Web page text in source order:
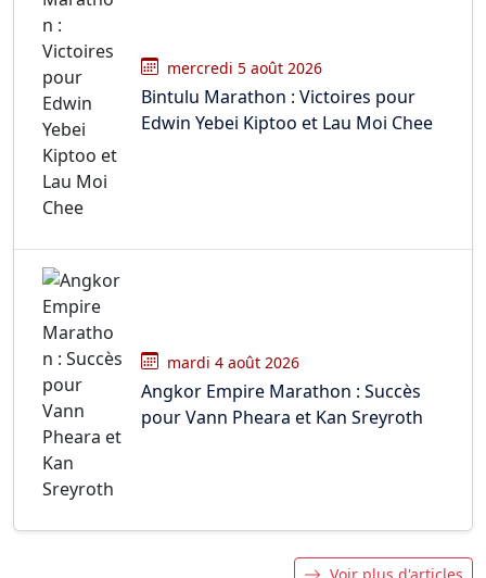
mercredi 5 août 2026
Bintulu Marathon : Victoires pour
Edwin Yebei Kiptoo et Lau Moi Chee
mardi 4 août 2026
Angkor Empire Marathon : Succès
pour Vann Pheara et Kan Sreyroth